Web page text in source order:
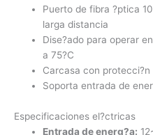
Puerto de fibra ?ptica
larga distancia
Dise?ado para operar
a 75?C
Carcasa con protecci?n
Soporta entrada de
Especificaciones el?ctricas
Entrada de energ?a: